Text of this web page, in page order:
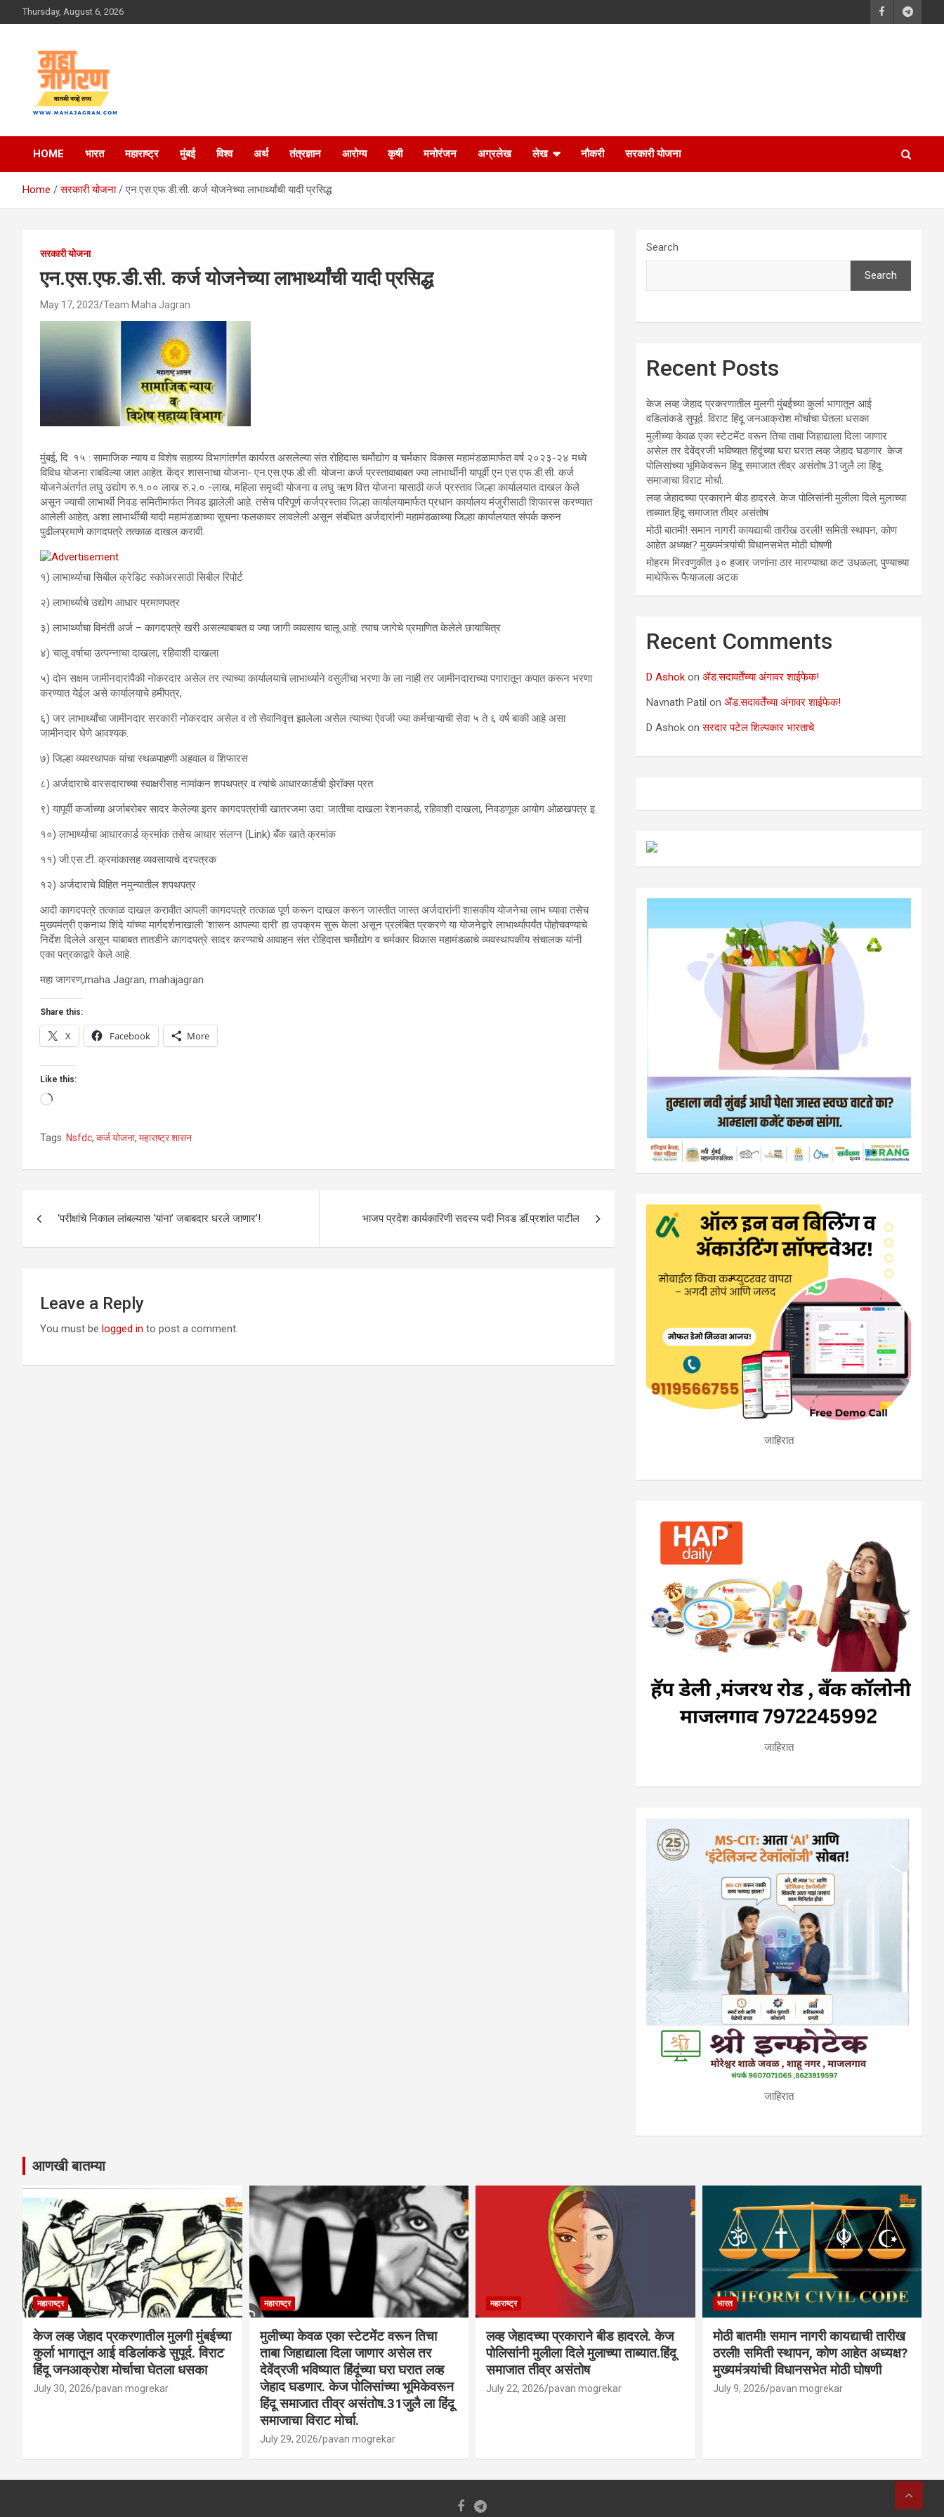
to
Thursday, August 6, 2026
महा जागरण
HOME भारत महाराष्ट्र मुंबई विश्व अर्थ तंत्रज्ञान आरोग्य कृषी मनोरंजन अग्रलेख लेख नौकरी सरकारी योजना
Home सरकारी योजना एन.एस.एफ.डी.सी. कर्ज योजनेच्या लाभार्थ्यांची यादी प्रसिद्ध
सरकारी योजना
एन.एस.एफ.डी.सी. कर्ज योजनेच्या लाभार्थ्यांची यादी प्रसिद्ध
May 17, 2023 Team Maha Jagran
मुंबई, दि. १५ : सामाजिक न्याय व विशेष सहाय्य विभागांतर्गत कार्यरत असलेल्या संत रोहिदास चर्मोद्योग व चर्मकार विकास महामंडळामार्फत वर्ष २०२३-२४ मध्ये
विविध योजना राबविल्या जात आहेत. केंद्र शासनाचा योजना- एन.एस.एफ.डी.सी. योजना कर्ज प्रस्तावाबाबत ज्या लाभार्थीनी यापूर्वी एन.एस.एफ.डी.सी. कर्ज
योजनेअंतर्गत लघु उद्योग रु.१.०० लाख रु.२.० -लाख, महिला समृध्दी योजना व लघु ऋण वित्त योजना यासाठी कर्ज प्रस्ताव जिल्हा कार्यालयात दाखल केले
असून ज्याची लाभार्थी निवड समितीमार्फत निवड झालेली आहे. तसेच परिपूर्ण कर्जप्रस्ताव जिल्हा कार्यालयामार्फत प्रधान कार्यालय मंजुरीसाठी शिफारस करण्यात
आलेली आहेत, अशा लाभार्थीची यादी महामंडळाच्या सूचना फलकावर लावलेली असून संबंधित अर्जदारांनी महामंडळाच्या जिल्हा कार्यालयात संपर्क करुन
पुढीलप्रमाणे कागदपत्रे तत्काळ दाखल करावी.
१) लाभार्थ्याचा सिबील क्रेडिट स्कोअरसाठी सिबील रिपोर्ट
२) लाभार्थ्याचे उद्योग आधार प्रमाणपत्र
३) लाभार्थ्याचा विनंती अर्ज – कागदपत्रे खरी असल्याबाबत व ज्या जागी व्यवसाय चालू आहे. त्याच जागेचे प्रमाणित केलेले छायाचित्र
४) चालू वर्षाचा उत्पन्नाचा दाखला, रहिवाशी दाखला
५) दोन सक्षम जामीनदारांपैकी नोकरदार असेल तर त्याच्या कार्यालयाचे लाभार्थ्याने वसुलीचा भरणा के ला नाही तर जामीनदाराच्या पगारातून कपात करून भरणा
करण्यात येईल असे कार्यालयाचे हमीपत्र,
६) जर लाभार्थ्यांचा जामीनदार सरकारी नोकरदार असेल व तो सेवानिवृत्त झालेला असेल त्याच्या ऐवजी ज्या कर्मचाऱ्याची सेवा ५ ते ६ वर्ष बाकी आहे असा
जामीनदार घेणे आवश्यक.
७) जिल्हा व्यवस्थापक यांचा स्थळपाहणी अहवाल व शिफारस
८) अर्जदाराचे वारसदाराच्या स्वाक्षरीसह नामांकन शपथपत्र व त्यांचे आधारकार्डची झेरॉक्स प्रत
९) यापूर्वी कर्जाच्या अर्जाबरोबर सादर केलेल्या इतर कागदपत्रांची खातरजमा उदा. जातीचा दाखला रेशनकार्ड, रहिवाशी दाखला, निवडणूक आयोग ओळखपत्र इ.
१०) लाभार्थ्याचा आधारकार्ड क्रमांक तसेच आधार संलग्न (Link) बँक खाते क्रमांक
११) जी.एस.टी. क्रमांकासह व्यवसायाचे दरपत्रक
१२) अर्जदाराचे विहित नमुन्यातील शपथपत्र
आदी कागदपत्रे तत्काळ दाखल करावीत आपली कागदपत्रे तत्काळ पूर्ण करून दाखल करून जास्तीत जास्त अर्जदारांनी शासकीय योजनेचा लाभ घ्यावा तसेच
मुख्यमंत्री एकनाथ शिंदे यांच्या मार्गदर्शनाखाली ‘शासन आपल्या दारी’ हा उपक्रम सुरू केला असून प्रलंबित प्रकरणे या योजनेद्वारे लाभार्थ्यापर्यंत पोहोचवण्याचे
निर्देश दिलेले असून याबाबत तातडीने कागदपत्रे सादर करण्याचे आवाहन संत रोहिदास चर्मोद्योग व चर्मकार विकास महामंडळाचे व्यवस्थापकीय संचालक यांनी
एका पत्रकाद्वारे केले आहे.
महा जागरण,maha Jagran, mahajagran
Share this:
X Facebook More
Like this:
Loading…
Tags: Nsfdc, कर्ज योजना, महाराष्ट्र शासन
‘परीक्षांचे निकाल लांबल्यास ‘यांना’ जबाबदार धरले जाणार’! भाजप प्रदेश कार्यकारिणी सदस्य पदी निवड डॉ.प्रशांत पाटील
Leave a Reply
You must be logged in to post a comment.
Search
Search
Recent Posts
केज लव्ह जेहाद प्रकरणातील मुलगी मुंबईच्या कुर्ला भागातून आई
वडिलांकडे सुपूर्द. विराट हिंदू जनआक्रोश मोर्चाचा घेतला धसका
मुलीच्या केवळ एका स्टेटमेंट वरून तिचा ताबा जिहाद्याला दिला जाणार
असेल तर देवेंद्रजी भविष्यात हिंदूंच्या घरा घरात लव्ह जेहाद घडणार. केज
पोलिसांच्या भूमिकेवरून हिंदू समाजात तीव्र असंतोष.31जुलै ला हिंदू
समाजाचा विराट मोर्चा.
लव्ह जेहादच्या प्रकाराने बीड हादरले. केज पोलिसांनी मुलीला दिले मुलाच्या
ताब्यात.हिंदू समाजात तीव्र असंतोष
मोठी बातमी! समान नागरी कायद्याची तारीख ठरली! समिती स्थापन, कोण
आहेत अध्यक्ष? मुख्यमंत्र्यांची विधानसभेत मोठी घोषणी
मोहरम मिरवणुकीत ३० हजार जणांना ठार मारण्‍याचा कट उधळला; पुण्‍याच्‍या
माथेफिरू फैयाजला अटक
Recent Comments
D Ashok onॲड.सदावर्तेंच्या अंगावर शाईफेक!
Navnath Patil onॲड.सदावर्तेंच्या अंगावर शाईफेक!
D Ashok onसरदार पटेल शिल्पकार भारताचे
जाहिरात
जाहिरात
जाहिरात
आणखी बातम्या
महाराष्ट्र
केज लव्ह जेहाद प्रकरणातील मुलगी मुंबईच्या
कुर्ला भागातून आई वडिलांकडे सुपूर्द. विराट
हिंदू जनआक्रोश मोर्चाचा घेतला धसका
July 30, 2026 pavan mogrekar
महाराष्ट्र
मुलीच्या केवळ एका स्टेटमेंट वरून तिचा
ताबा जिहाद्याला दिला जाणार असेल तर
देवेंद्रजी भविष्यात हिंदूंच्या घरा घरात लव्ह
जेहाद घडणार. केज पोलिसांच्या भूमिकेवरून
हिंदू समाजात तीव्र असंतोष.31जुलै ला हिंदू
समाजाचा विराट मोर्चा.
July 29, 2026 pavan mogrekar
महाराष्ट्र
लव्ह जेहादच्या प्रकाराने बीड हादरले. केज
पोलिसांनी मुलीला दिले मुलाच्या ताब्यात.हिंदू
समाजात तीव्र असंतोष
July 22, 2026 pavan mogrekar
भारत
मोठी बातमी! समान नागरी कायद्याची तारीख
ठरली! समिती स्थापन, कोण आहेत अध्यक्ष?
मुख्यमंत्र्यांची विधानसभेत मोठी घोषणी
July 9, 2026 pavan mogrekar